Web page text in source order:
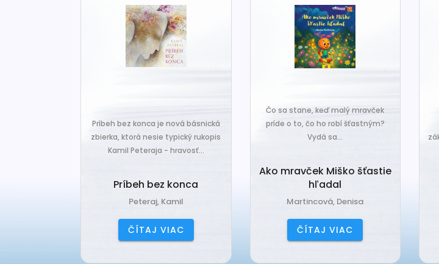
Príbeh bez konca je nová básnická
zbierka, ktorá nesie typický rukopis
Kamil Peteraja - hravosť...
Príbeh bez konca
Peteraj, Kamil
ČÍTAJ VIAC
Čo sa stane, keď malý mravček
príde o to, čo ho robí šťastným?
Vydá sa...
Ako mravček Miško šťastie
hľadal
Martincová, Denisa
ČÍTAJ VIAC